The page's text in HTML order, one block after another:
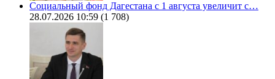
Социальный фонд Дагестана с 1 августа увеличит с…
28.07.2026 10:59 (1 708)